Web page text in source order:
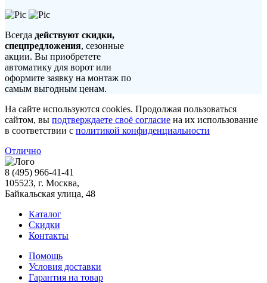
Всегда действуют скидки,
спецпредложения, сезонные
акции. Вы приобретете
автоматику для ворот или
оформите заявку на монтаж по
самым выгодным ценам.
На сайте используются cookies. Продолжая пользоваться
сайтом, вы подтверждаете своё согласие на их использование
в соответствии с политикой конфиденциальности
Отлично
8 (495) 966-41-41
105523, г. Москва,
Байкальская улица, 48
Каталог
Скидки
Контакты
Помощь
Условия доставки
Гарантия на товар